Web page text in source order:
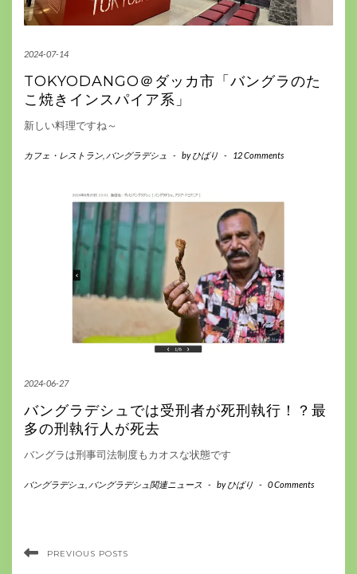
2024-07-14
TOKYODANGO＠ダッカ市「バングラのた
こ焼きインスパイア系」
新しい料理ですね～
カフェ・レストラン バングラデシュ - byひばり - 12 Comments
2024-06-27
バングラデシュでは受刑者が死刑執行！？最
多の刑執行人が死去
バングラは刑事司法制度もカオスな状態です
バングラデシュ バングラデシュ関連ニュース - byひばり - 0 Comments
PREVIOUS POSTS